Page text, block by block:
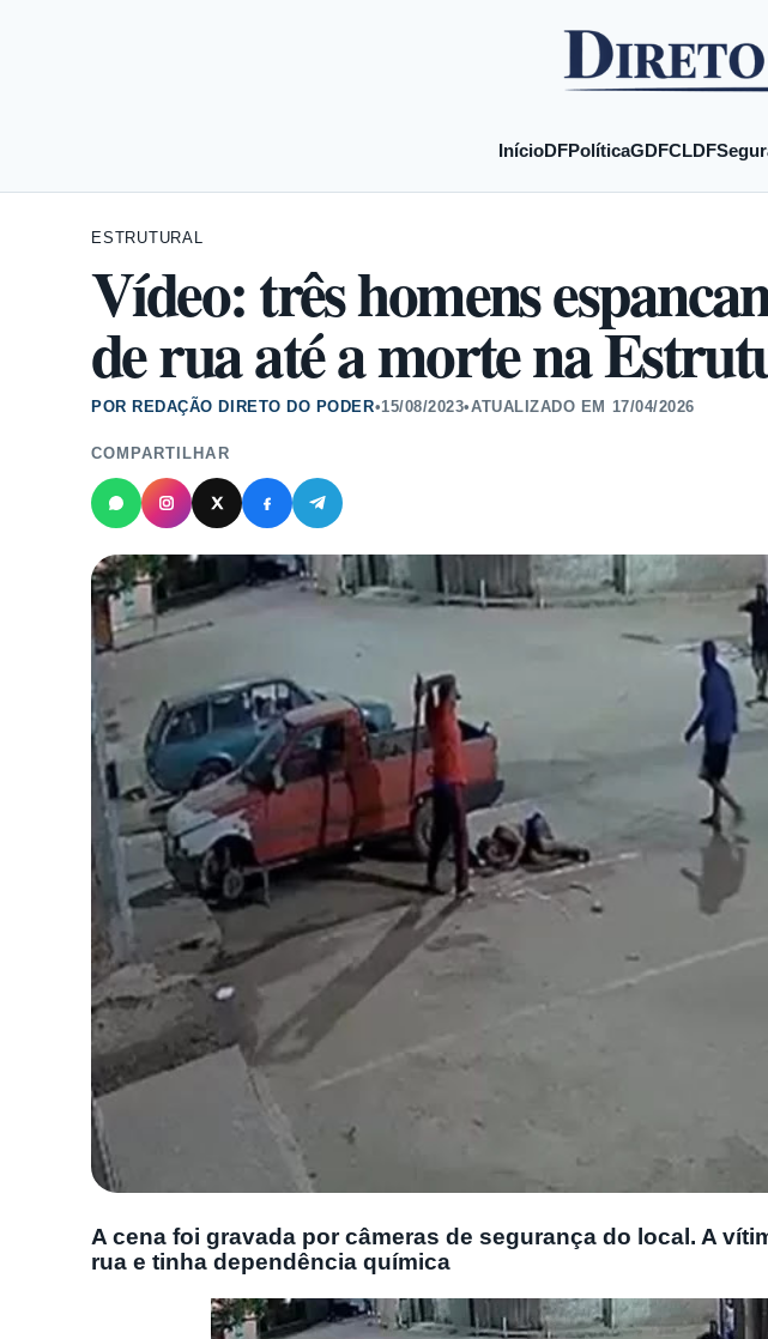
InícioDFPolíticaGDFCLDF
ESTRUTURAL
Vídeo: três homens
de rua até a morte na
POR REDAÇÃO DIRETO DO PODER•15/08/2023•ATUALIZADO EM 17/04/2026
COMPARTILHAR
A cena foi gravada por câmeras de segurança do local. A
rua e tinha dependência química